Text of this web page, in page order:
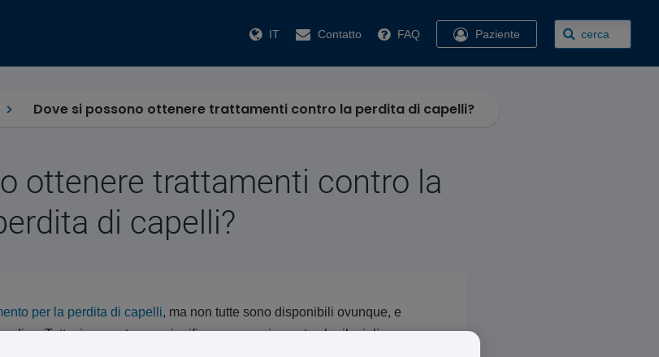
IT Contatto FAQ Paziente cerca
Dove si possono ottenere trattamenti contro la perdita di capelli?
ottenere trattamenti contro la
di capelli?
per la perdita di capelli, ma non tutte sono disponibili ovunque, e
Tuttavia, questo non significa necessariamente che il miglior